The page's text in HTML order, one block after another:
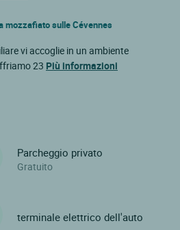
mozzafiato sulle Cévennes
vi accoglie in un ambiente
23 Più informazioni
Parcheggio privato
Gratuito
terminale elettrico dell'auto